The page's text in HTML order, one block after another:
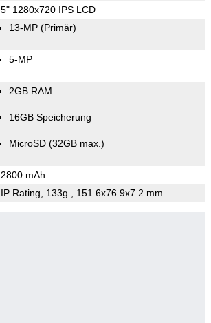
5" 1280x720 IPS LCD
13-MP (Primär)
5-MP
2GB RAM
16GB Speicherung
MicroSD (32GB max.)
2800 mAh
IP Rating, 133g , 151.6x76.9x7.2 mm